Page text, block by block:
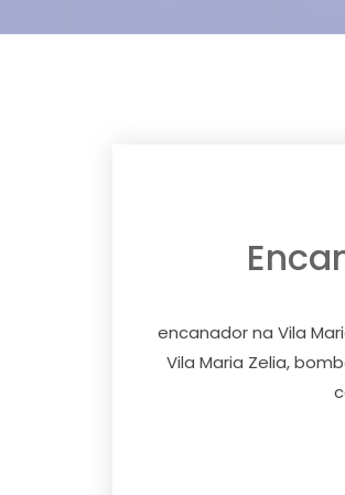
encanador na Vila
Vila Maria Zelia,